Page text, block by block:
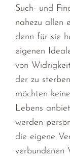
Such- und
nahezu allen
denn für sie
eigenen
von
der zu
möchten
Lebens
werden
die eigene
verbundenen